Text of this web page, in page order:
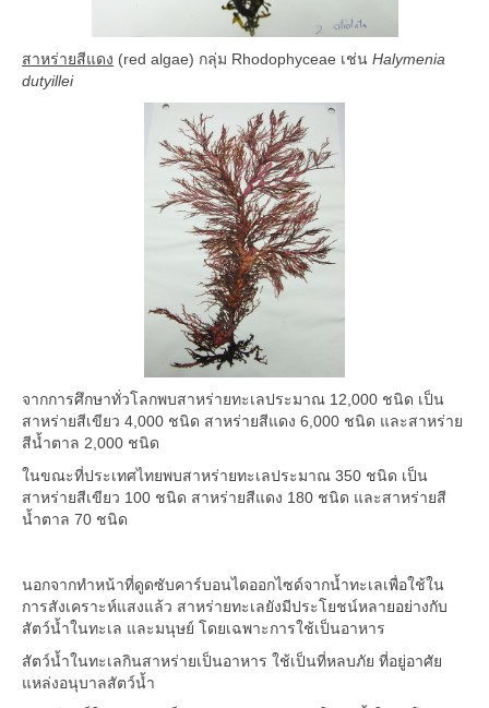
สาหร่ายสีแดง (red algae) กลุ่ม Rhodophyceae เช่น Halymenia
dutyillei
จากการศึกษาทั่วโลกพบสาหร่ายทะเลประมาณ 12,000 ชนิด เป็น
สาหร่ายสีเขียว 4,000 ชนิด สาหร่ายสีแดง 6,000 ชนิด และสาหร่าย
สีน้ำตาล 2,000 ชนิด
ในขณะที่ประเทศไทยพบสาหร่ายทะเลประมาณ 350 ชนิด เป็น
สาหร่ายสีเขียว 100 ชนิด สาหร่ายสีแดง 180 ชนิด และสาหร่ายสี
น้ำตาล 70 ชนิด
นอกจากทำหน้าที่ดูดซับคาร์บอนไดออกไซด์จากน้ำทะเลเพื่อใช้ใน
การสังเคราะห์แสงแล้ว สาหร่ายทะเลยังมีประโยชน์หลายอย่างกับ
สัตว์น้ำในทะเล และมนุษย์ โดยเฉพาะการใช้เป็นอาหาร
สัตว์น้ำในทะเลกินสาหร่ายเป็นอาหาร ใช้เป็นที่หลบภัย ที่อยู่อาศัย
แหล่งอนุบาลสัตว์น้ำ